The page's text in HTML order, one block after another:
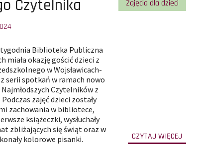
Czytelnika Pokaż wszystkie
Zajęcia dla dzieci
Biblioteka Publiczna
miała okazję gościć dzieci z
w Wojsławicach-
serii spotkań w ramach nowo
Czytelników z
zajęć dzieci zostały
zachowania w bibliotece,
książeczki, wysłuchały
zbliżających się świąt oraz w
kolorowe pisanki.
CZYTAJ WIĘCEJ-
przejdź